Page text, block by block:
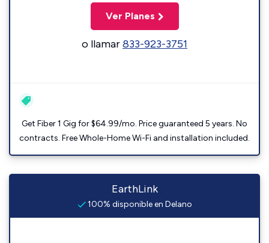
Ver Planes
o llamar833-923-3751
Get Fiber 1 Gig for $64.99/mo. Price guaranteed 5 years. No
contracts. Free Whole-Home Wi-Fi and installation included.
EarthLink
100% disponible en Delano